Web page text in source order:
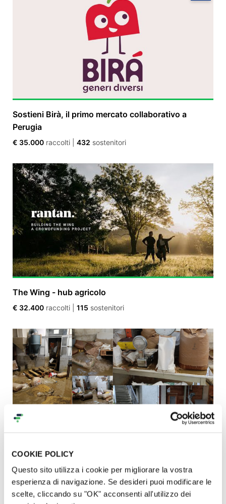
COOKIE POLICY
Questo sito utilizza i cookie per migliorare la vostra
esperienza di navigazione. Se desideri puoi modificare le
scelte, cliccando su "OK" acconsenti all'utilizzo dei
Sostieni Birà, il primo mercato collaborativo a
Perugia
€ 35.000 raccolti 432 sostenitori
The Wing - hub agricolo
€ 32.400 raccolti 115 sostenitori
Sosteniamo il Molino Tuzzi dopo l’alluvione
€ 31.187raccolti|746 sostenitori